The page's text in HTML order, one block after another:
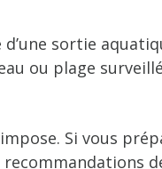
sortie
ou plage
Si vous